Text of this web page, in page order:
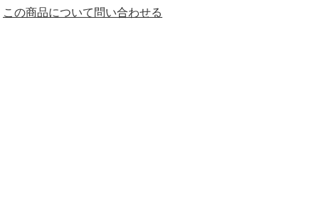
この商品について問い合わせる